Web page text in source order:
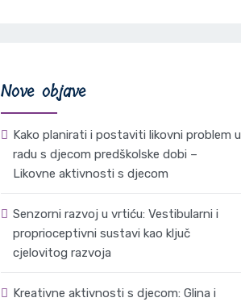
Nove objave
Kako planirati i postaviti likovni problem u
radu s djecom predškolske dobi –
Likovne aktivnosti s djecom
Senzorni razvoj u vrtiću: Vestibularni i
proprioceptivni sustavi kao ključ
cjelovitog razvoja
Kreativne aktivnosti s djecom: Glina i